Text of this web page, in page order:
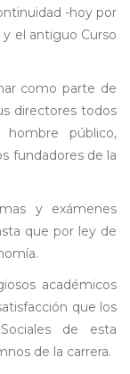
-hoy por
y el antiguo Curso
como parte de
directores todos
público,
fundadores de la
y exámenes
que por ley de
académicos
que los
de esta
de la carrera.